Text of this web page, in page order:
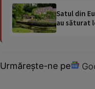
Satul din
au săturat
Urmărește-ne pe